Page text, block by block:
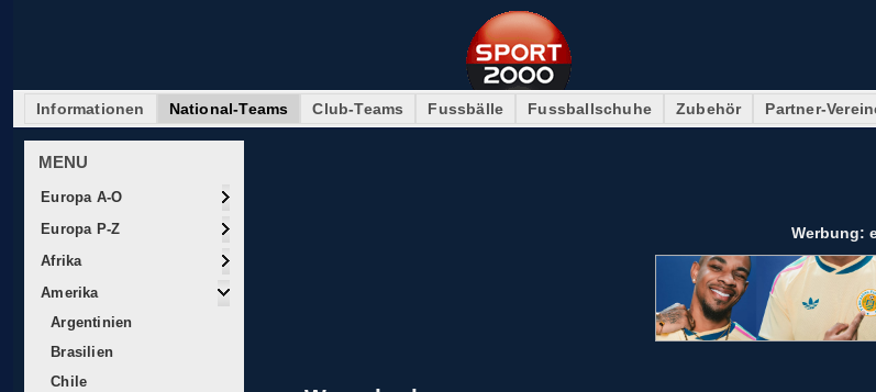
Informationen National-Teams Club-Teams Fussbälle Fussballschuhe Zubehör Partner-
MENU
Europa A-O
Europa P-Z
Afrika
Amerika
Argentinien
Brasilien
Chile
Werbung: